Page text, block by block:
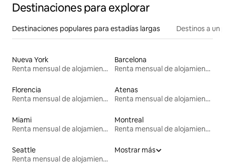
Destinaciones para explorar
Destinaciones populares para estadías largas Destinos a un
Nueva York
Renta mensual de alojamientos
Barcelona
Renta mensual de alojamientos
Florencia
Renta mensual de alojamientos
Atenas
Renta mensual de alojamientos
Miami
Renta mensual de alojamientos
Montreal
Renta mensual de alojamientos
Seattle
Renta mensual de alojamientos
Mostrar más